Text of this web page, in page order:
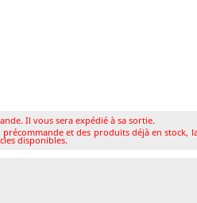
Il vous sera expédié à sa sortie.
et des produits déjà en stock,
disponibles.